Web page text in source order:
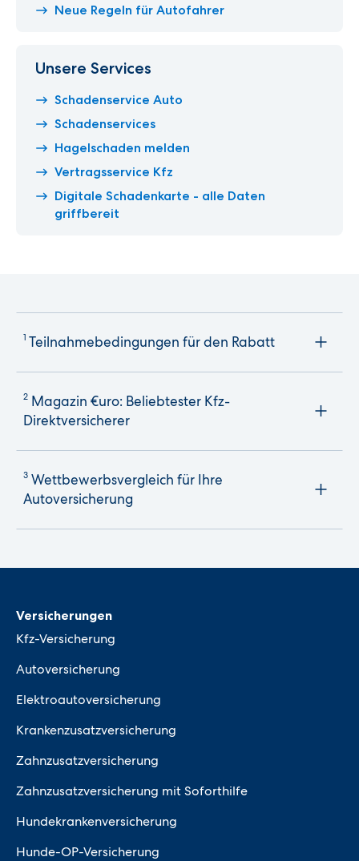
Neue Regeln für Autofahrer
Unsere Services
Schadenservice Auto
Schadenservices
Hagelschaden melden
Vertragsservice Kfz
Digitale Schadenkarte - alle Daten
griffbereit
1 Teilnahmebedingungen für den Rabatt
2 Magazin €uro: Beliebtester Kfz-
Direktversicherer
3 Wettbewerbsvergleich für Ihre
Autoversicherung
Versicherungen
Kfz-Versicherung
Autoversicherung
Elektroautoversicherung
Krankenzusatzversicherung
Zahnzusatzversicherung
Zahnzusatzversicherung mit Soforthilfe
Hundekrankenversicherung
Hunde-OP-Versicherung